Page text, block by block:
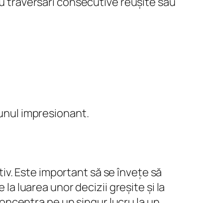
impresionant.
Este important să se învețe să
luarea unor decizii greșite și la